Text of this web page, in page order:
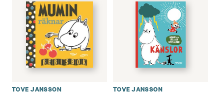
TOVE JANSSON TOVE JANSSON